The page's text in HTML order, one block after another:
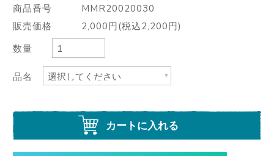
商品番号
MMR20020030
販売価格
2,000円(税込2,200円)
数量
品名
カートに入れる